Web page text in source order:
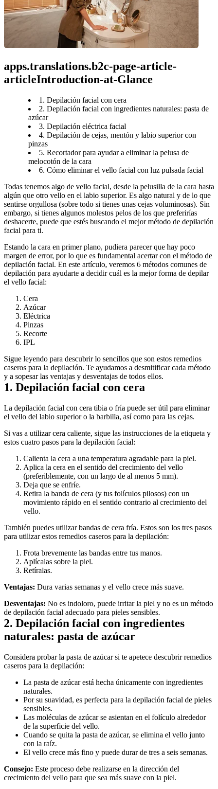
apps.translations.b2c-page-article-
articleIntroduction-at-Glance
1. Depilación facial con cera
2. Depilación facial con ingredientes naturales: pasta de
azúcar
3. Depilación eléctrica facial
4. Depilación de cejas, mentón y labio superior con
pinzas
5. Recortador para ayudar a eliminar la pelusa de
melocotón de la cara
6. Cómo eliminar el vello facial con luz pulsada facial
Todas tenemos algo de vello facial, desde la pelusilla de la cara hasta
algún que otro vello en el labio superior. Es algo natural y de lo que
sentirse orgullosa (sobre todo si tienes unas cejas voluminosas). Sin
embargo, si tienes algunos molestos pelos de los que preferirías
deshacerte, puede que estés buscando el mejor método de depilación
facial para ti.
Estando la cara en primer plano, pudiera parecer que hay poco
margen de error, por lo que es fundamental acertar con el método de
depilación facial. En este artículo, veremos 6 métodos comunes de
depilación para ayudarte a decidir cuál es la mejor forma de depilar
el vello facial:
Cera
Azúcar
Eléctrica
Pinzas
Recorte
IPL
Sigue leyendo para descubrir lo sencillos que son estos remedios
caseros para la depilación. Te ayudamos a desmitificar cada método
y a sopesar las ventajas y desventajas de todos ellos.
1. Depilación facial con cera
La depilación facial con cera tibia o fría puede ser útil para eliminar
el vello del labio superior o la barbilla, así como para las cejas.
Si vas a utilizar cera caliente, sigue las instrucciones de la etiqueta y
estos cuatro pasos para la depilación facial:
Calienta la cera a una temperatura agradable para la piel.
Aplica la cera en el sentido del crecimiento del vello
(preferiblemente, con un largo de al menos 5 mm).
Deja que se enfríe.
Retira la banda de cera (y tus folículos pilosos) con un
movimiento rápido en el sentido contrario al crecimiento del
vello.
También puedes utilizar bandas de cera fría. Estos son los tres pasos
para utilizar estos remedios caseros para la depilación:
Frota brevemente las bandas entre tus manos.
Aplícalas sobre la piel.
Retíralas.
Ventajas: Dura varias semanas y el vello crece más suave.
Desventajas: No es indoloro, puede irritar la piel y no es un método
de depilación facial adecuado para pieles sensibles.
2. Depilación facial con ingredientes
naturales: pasta de azúcar
Considera probar la pasta de azúcar si te apetece descubrir remedios
caseros para la depilación:
La pasta de azúcar está hecha únicamente con ingredientes
naturales.
Por su suavidad, es perfecta para la depilación facial de pieles
sensibles.
Las moléculas de azúcar se asientan en el folículo alrededor
de la superficie del vello.
Cuando se quita la pasta de azúcar, se elimina el vello junto
con la raíz.
El vello crece más fino y puede durar de tres a seis semanas.
Consejo: Este proceso debe realizarse en la dirección del
crecimiento del vello para que sea más suave con la piel.